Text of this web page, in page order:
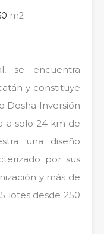
m2
se encuentra
y constituye
Dosha Inversión
a solo 24 km de
una diseño
por sus
y más de
lotes desde 250